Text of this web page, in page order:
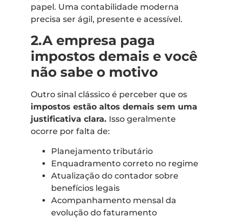
papel. Uma contabilidade moderna
precisa ser ágil, presente e acessível.
2.A empresa paga
impostos demais e você
não sabe o motivo
Outro sinal clássico é perceber que os
impostos estão altos demais sem uma
justificativa clara. Isso geralmente
ocorre por falta de:
Planejamento tributário
Enquadramento correto no regime
Atualização do contador sobre
benefícios legais
Acompanhamento mensal da
evolução do faturamento